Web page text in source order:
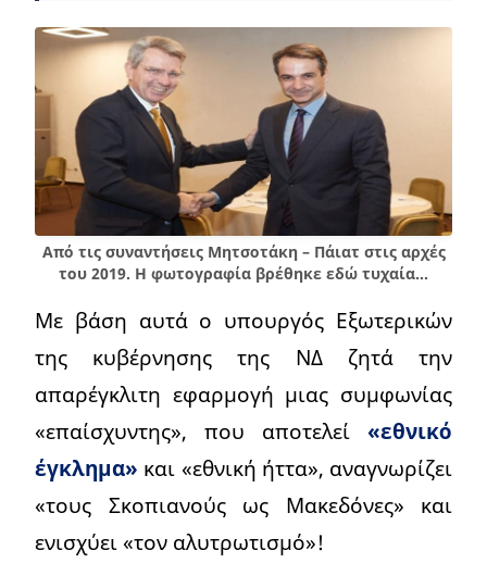
Από τις συναντήσεις Μητσοτάκη – Πάιατ στις αρχές
του 2019. Η φωτογραφία βρέθηκε εδώ τυχαία…
Με βάση αυτά ο υπουργός Εξωτερικών
της κυβέρνησης της ΝΔ ζητά την
απαρέγκλιτη εφαρμογή μιας συμφωνίας
«επαίσχυντης», που αποτελεί «εθνικό
έγκλημα» και «εθνική ήττα», αναγνωρίζει
«τους Σκοπιανούς ως Μακεδόνες» και
ενισχύει «τον αλυτρωτισμό»!